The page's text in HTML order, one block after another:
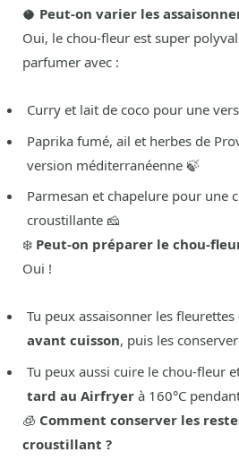
🥥 Peut-on varier les
Oui, le chou-fleur est super
parfumer avec :
Curry et lait de coco pour une
Paprika fumé, ail et herbes de
version méditerranéenne 🍃
Parmesan et chapelure pour une
croustillante 🧀
❄️ Peut-on préparer le chou-
Oui !
Tu peux assaisonner les fleurettes
avant cuisson, puis les
Tu peux aussi cuire le chou-fleur
tard au Airfryer à 160°C
🧊 Comment conserver les
croustillant ?